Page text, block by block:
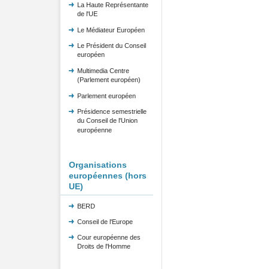
La Haute Représentante
de l'UE
Le Médiateur Européen
Le Président du Conseil
européen
Multimedia Centre
(Parlement européen)
Parlement européen
Présidence semestrielle
du Conseil de l'Union
européenne
Organisations
européennes (hors
UE)
BERD
Conseil de l'Europe
Cour européenne des
Droits de l'Homme